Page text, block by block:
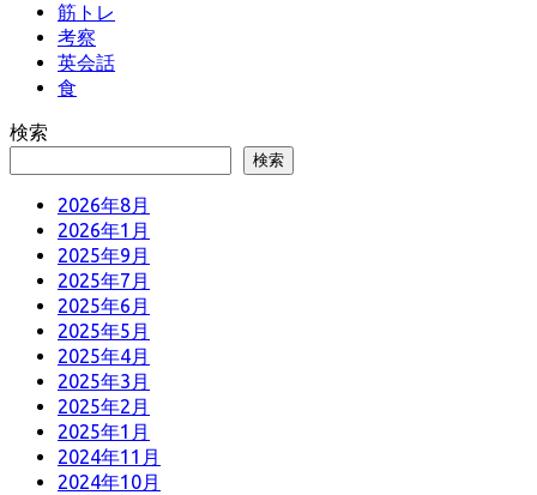
筋トレ
考察
英会話
食
検索
検索
2026年8月
2026年1月
2025年9月
2025年7月
2025年6月
2025年5月
2025年4月
2025年3月
2025年2月
2025年1月
2024年11月
2024年10月